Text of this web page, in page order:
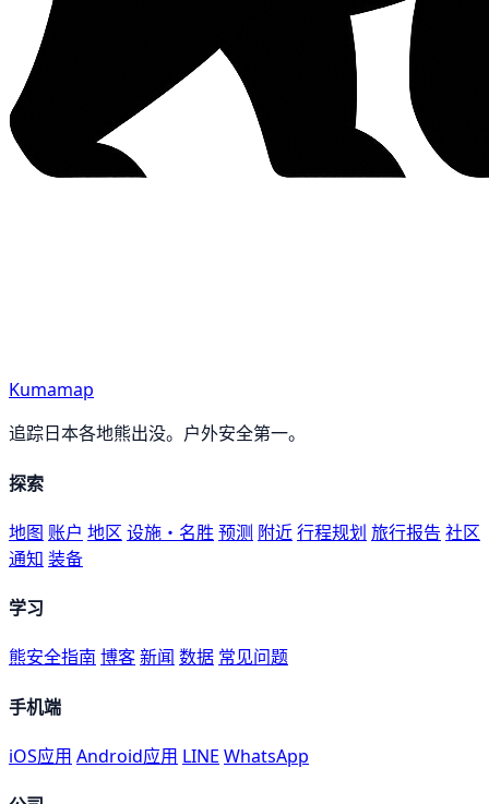
Kumamap
追踪日本各地熊出没。户外安全第一。
探索
地图 账户 地区 设施・名胜 预测 附近行程规划 旅行报告 社区
通知 装备
学习
熊安全指南 博客新闻 数据 常见问题
手机端
iOS应用 Android应用 LINE WhatsApp